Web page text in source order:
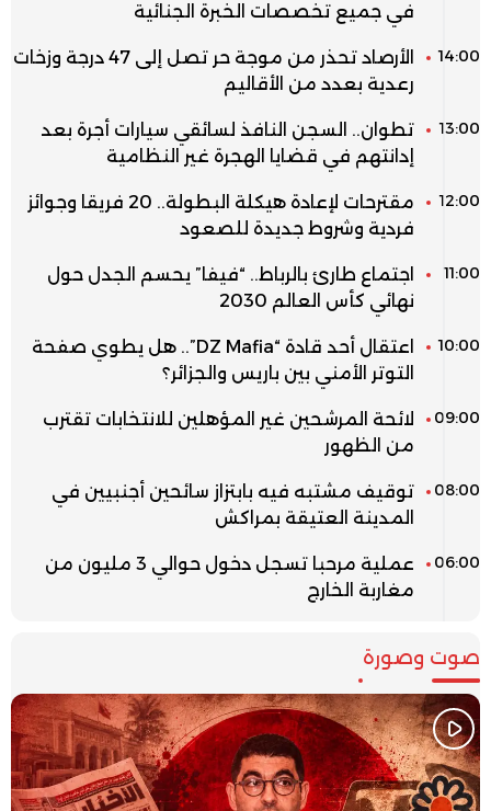
في جميع تخصصات الخبرة الجنائية
14:00
الأرصاد تحذر من موجة حر تصل إلى 47 درجة وزخات
رعدية بعدد من الأقاليم
13:00
تطوان.. السجن النافذ لسائقي سيارات أجرة بعد
إدانتهم في قضايا الهجرة غير النظامية
12:00
مقترحات لإعادة هيكلة البطولة.. 20 فريقا وجوائز
فردية وشروط جديدة للصعود
11:00
اجتماع طارئ بالرباط.. “فيفا” يحسم الجدل حول
نهائي كأس العالم 2030
10:00
اعتقال أحد قادة “DZ Mafia”.. هل يطوي صفحة
التوتر الأمني بين باريس والجزائر؟
09:00
لائحة المرشحين غير المؤهلين للانتخابات تقترب
من الظهور
08:00
توقيف مشتبه فيه بابتزاز سائحين أجنبيين في
المدينة العتيقة بمراكش
06:00
عملية مرحبا تسجل دخول حوالي 3 مليون من
مغاربة الخارج
صوت وصورة